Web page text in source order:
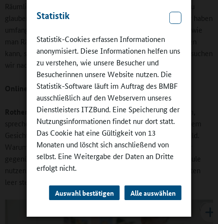
Statistik
Statistik-Cookies erfassen Informationen
anonymisiert. Diese Informationen helfen uns
zu verstehen, wie unsere Besucher und
Besucherinnen unsere Website nutzen. Die
Statistik-Software läuft im Auftrag des BMBF
ausschließlich auf den Webservern unseres
Dienstleisters ITZBund. Eine Speicherung der
Nutzungsinformationen findet nur dort statt.
Das Cookie hat eine Gültigkeit von 13
Monaten und löscht sich anschließend von
selbst. Eine Weitergabe der Daten an Dritte
erfolgt nicht.
Auswahl bestätigen Alle auswählen
Räumlichkeiten zur Verfügung zu stellen. Es ist illusorisch zu
glauben, alle Schulen könnten neu gebaut werden. Aber wir haben
umfangreiche Sanierungen angestoßen und schauen dabei, wie
man Räume eventuell noch effektiver und vielseitiger nutzen
kann, sprich Klassenzimmer auch umfunktioniert. Zugleich suchen
wir nach kreativen Lösungen.
Online-Redaktion:Die wie aussehen könnten?
Rothenbacher:Wir schauen uns im Umfeld der Schulen um,
sprechen mit potenziellen Partnern – auch übrigens unter dem
Gesichtspunkt der Einbindung der Schulen ins soziale Umfeld.
Warum sollen wir beispielsweise das Gemeindehaus auf der
gegenüberliegenden Straßenseite nicht für die Ganztagsschule
nutzen, wenn dieses zu bestimmten und kalkulierbaren Zeiten
leer steht.